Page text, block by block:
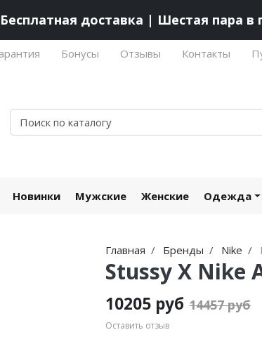
Бесплатная доставка | Шестая пара в
Бонусы Отзывы Контакты
Новинки Мужские Женские Одежда
Главная Бренды Nike
Stussy X Nike
10205 руб 14457 руб
Оставить отзыв